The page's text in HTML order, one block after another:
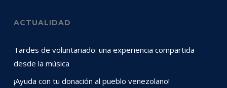
ACTUALIDAD
Tardes de voluntariado: una experiencia compartida
desde la música
¡Ayuda con tu donación al pueblo venezolano!